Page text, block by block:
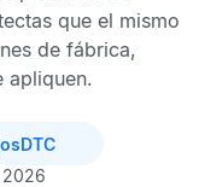
que el mismo
de fábrica,
apliquen.
2026